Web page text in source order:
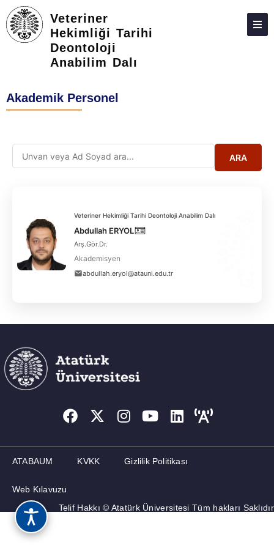
Veteriner
Hekimliği Tarihi
Deontoloji
Anabilim Dalı
HAKKIMIZDA
LISANS
ARAŞTIRMA
İLETIŞIM
Akademik Personel
ARA
Veteriner Hekimliği Tarihi Deontoloji Anabilim Dalı
Abdullah ERYOL
Arş.Gör.Dr.
Akademisyen
abdullah.eryol@atauni.edu.tr
ATABAUM KVKK Gizlilik Politikası
Web Kılavuzu
Telif Hakkı © Atatürk Üniversitesi Tüm hakları Saklıdır